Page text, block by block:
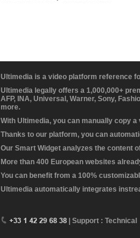
Ultimedia is a video platform reference
Ultimedia legally offers a 1,000,000+
AFP, INA, Universal, Warner, Sony,
more.
With Ultimedia, you can manually copy
Thanks to our platform, you can
Our Smart Widget analyzes the content
More than 400 European websites
You can benefit from a 100%
Ultimedia automatically integrates
| Support : Technical